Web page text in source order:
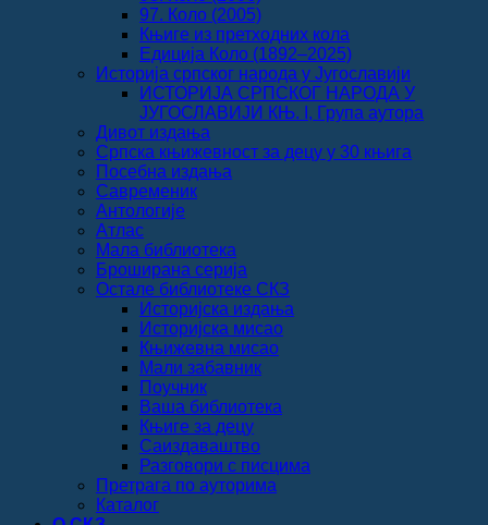
97. Коло (2005)
Књиге из претходних кола
Едиција Коло (1892‒2025)
Историја српског народа у Југославији
ИСТОРИЈА СРПСКОГ НАРОДА У
ЈУГОСЛАВИЈИ КЊ. I, Група аутора
Дивот издања
Српска књижевност за децу у 30 књига
Посебна издања
Савременик
Антологије
Атлас
Мала библиотека
Броширана серија
Остале библиотеке СКЗ
Историјска издања
Историјска мисао
Књижевна мисао
Мали забавник
Поучник
Ваша библиотека
Књиге за децу
Саиздаваштво
Разговори с писцима
Претрага по ауторима
Каталог